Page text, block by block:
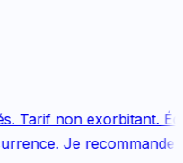
Tarif non exorbitant.
Je recommande